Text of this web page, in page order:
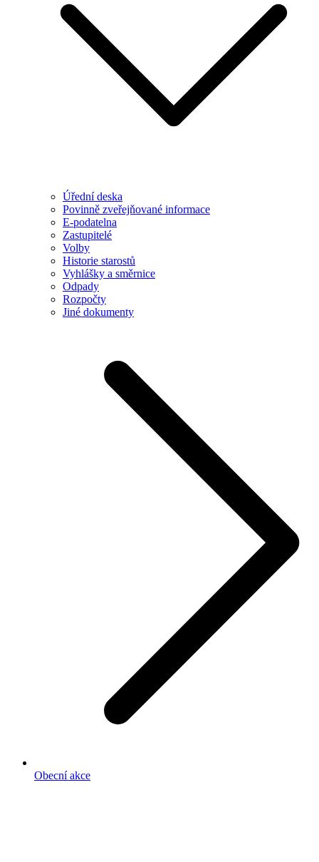
Úřední deska
Povinně zveřejňované informace
E-podatelna
Zastupitelé
Volby
Historie starostů
Vyhlášky a směrnice
Odpady
Rozpočty
Jiné dokumenty
Obecní akce